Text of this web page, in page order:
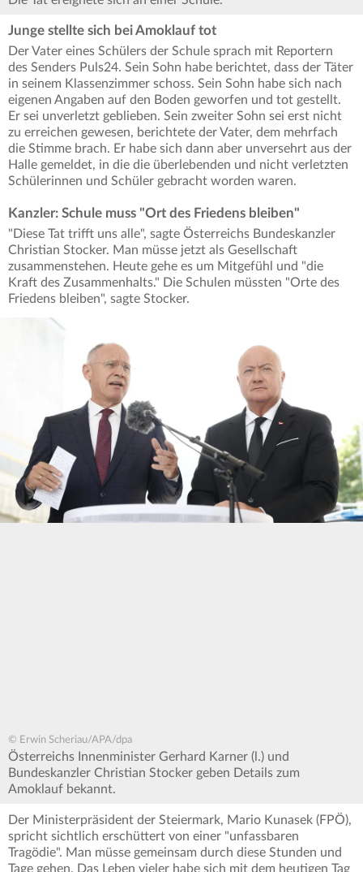
Junge stellte sich bei Amoklauf tot
Der Vater eines Schülers der Schule sprach mit Reportern
des Senders Puls24. Sein Sohn habe berichtet, dass der Täter
in seinem Klassenzimmer schoss. Sein Sohn habe sich nach
eigenen Angaben auf den Boden geworfen und tot gestellt.
Er sei unverletzt geblieben. Sein zweiter Sohn sei erst nicht
zu erreichen gewesen, berichtete der Vater, dem mehrfach
die Stimme brach. Er habe sich dann aber unversehrt aus der
Halle gemeldet, in die die überlebenden und nicht verletzten
Schülerinnen und Schüler gebracht worden waren.
Kanzler: Schule muss "Ort des Friedens bleiben"
"Diese Tat trifft uns alle", sagte Österreichs Bundeskanzler
Christian Stocker. Man müsse jetzt als Gesellschaft
zusammenstehen. Heute gehe es um Mitgefühl und "die
Kraft des Zusammenhalts." Die Schulen müssten "Orte des
Friedens bleiben", sagte Stocker.
© Erwin Scheriau/APA/dpa
Österreichs Innenminister Gerhard Karner (l.) und
Bundeskanzler Christian Stocker geben Details zum
Amoklauf bekannt.
Der Ministerpräsident der Steiermark, Mario Kunasek (FPÖ),
spricht sichtlich erschüttert von einer "unfassbaren
Tragödie". Man müsse gemeinsam durch diese Stunden und
Tage gehen. Das Leben vieler habe sich mit dem heutigen Tag